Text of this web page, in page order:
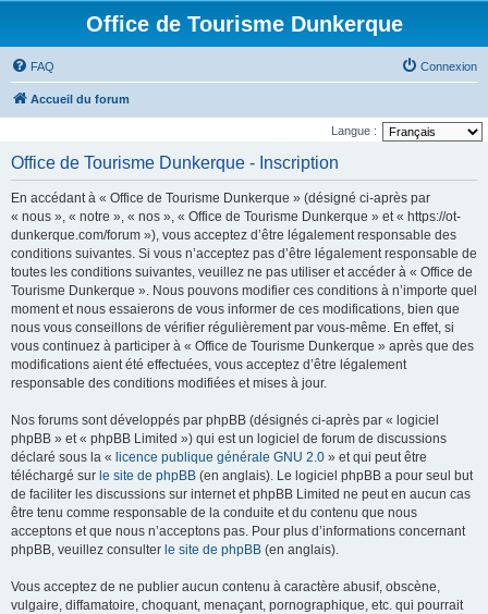
Office de Tourisme Dunkerque
FAQ Connexion
Accueil du forum
Langue :
Office de Tourisme Dunkerque - Inscription
En accédant à « Office de Tourisme Dunkerque » (désigné ci-après par
« nous », « notre », « nos », « Office de Tourisme Dunkerque » et « https://ot-
dunkerque.com/forum »), vous acceptez d’être légalement responsable des
conditions suivantes. Si vous n’acceptez pas d’être légalement responsable de
toutes les conditions suivantes, veuillez ne pas utiliser et accéder à « Office de
Tourisme Dunkerque ». Nous pouvons modifier ces conditions à n’importe quel
moment et nous essaierons de vous informer de ces modifications, bien que
nous vous conseillons de vérifier régulièrement par vous-même. En effet, si
vous continuez à participer à « Office de Tourisme Dunkerque » après que des
modifications aient été effectuées, vous acceptez d’être légalement
responsable des conditions modifiées et mises à jour.
Nos forums sont développés par phpBB (désignés ci-après par « logiciel
phpBB » et « phpBB Limited ») qui est un logiciel de forum de discussions
déclaré sous la « licence publique générale GNU 2.0 » et qui peut être
téléchargé sur le site de phpBB (en anglais). Le logiciel phpBB a pour seul but
de faciliter les discussions sur internet et phpBB Limited ne peut en aucun cas
être tenu comme responsable de la conduite et du contenu que nous
acceptons et que nous n’acceptons pas. Pour plus d’informations concernant
phpBB, veuillez consulter le site de phpBB (en anglais).
Vous acceptez de ne publier aucun contenu à caractère abusif, obscène,
vulgaire, diffamatoire, choquant, menaçant, pornographique, etc. qui pourrait